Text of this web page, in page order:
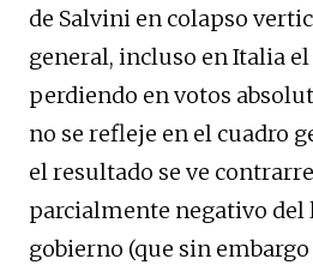
de Salvini en colapso
general, incluso en Italia
perdiendo en votos
no se refleje en el cuadro
el resultado se ve
parcialmente negativo del
gobierno (que sin